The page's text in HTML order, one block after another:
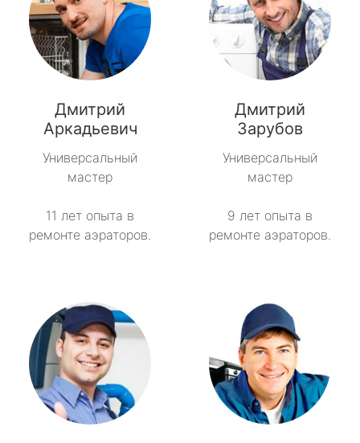
Дмитрий
Аркадьевич
Универсальный
мастер
11 лет опыта в
ремонте аэраторов.
Дмитрий
Зарубов
Универсальный
мастер
9 лет опыта в
ремонте аэраторов.